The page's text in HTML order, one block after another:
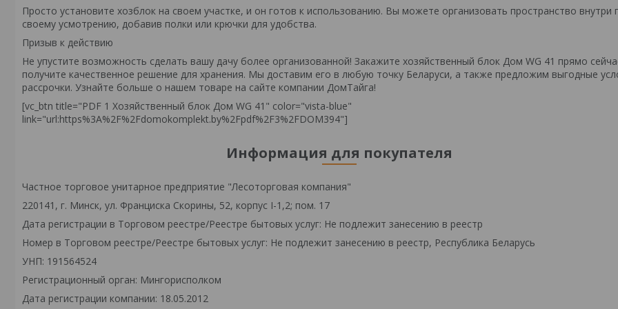
Просто установите хозблок на своем участке, и он готов к использованию. Вы можете организовать пространство внутри
своему усмотрению, добавив полки или крючки для удобства.
Призыв к действию
Не упустите возможность сделать вашу дачу более организованной! Закажите хозяйственный блок Дом WG 41 прямо
получите качественное решение для хранения. Мы доставим его в любую точку Беларуси, а также предложим выгодные
рассрочки. Узнайте больше о нашем товаре на сайте компании ДомТайга!
[vc_btn title="PDF 1 Хозяйственный блок Дом WG 41" color="vista-blue"
link="url:https%3A%2F%2Fdomokomplekt.by%2Fpdf%2F3%2FDOM394"]
Информация для покупателя
Частное торговое унитарное предприятие "Лесоторговая компания"
220141, г. Минск, ул. Франциска Скорины, 52, корпус I-1,2; пом. 17
Дата регистрации в Торговом реестре/Реестре бытовых услуг: Не подлежит занесению в реестр
Номер в Торговом реестре/Реестре бытовых услуг: Не подлежит занесению в реестр, Республика Беларусь
УНП: 191564524
Регистрационный орган: Мингорисполком
Дата регистрации компании: 18.05.2012